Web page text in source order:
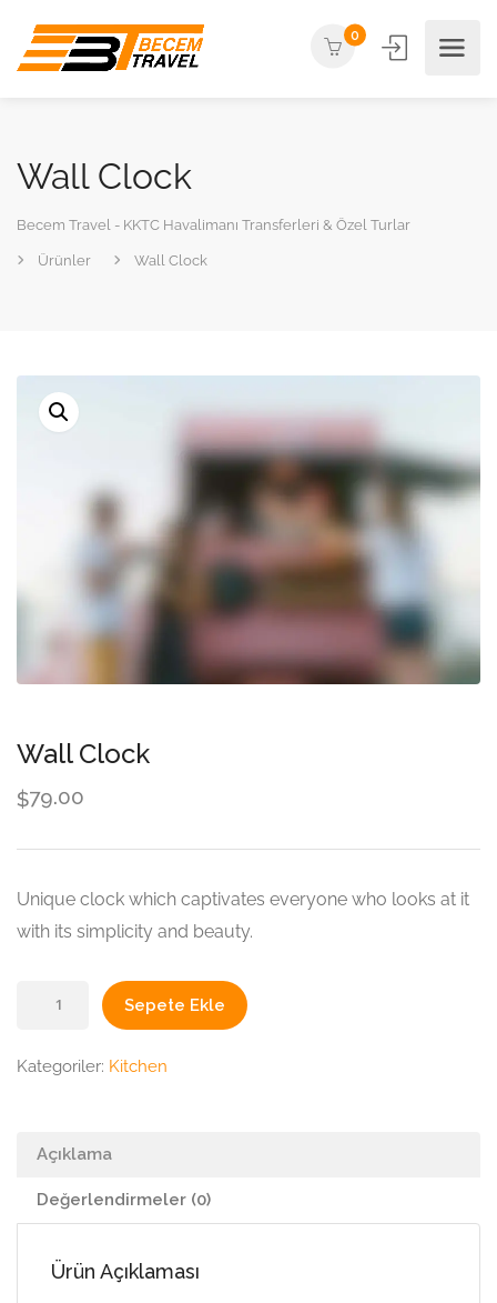
0
Wall Clock
Becem Travel - KKTC Havalimanı Transferleri & Özel Turlar
Ürünler Wall Clock
Wall Clock
$79.00
Unique clock which captivates everyone who looks at it
with its simplicity and beauty.
Sepete Ekle
Kategoriler: Kitchen
Açıklama
Değerlendirmeler (0)
Ürün Açıklaması